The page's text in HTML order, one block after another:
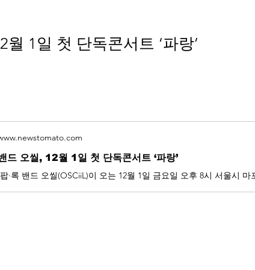
월 1일 첫 단독콘서트 ‘파랑’
드 오씰, 12월 1일 첫 단독콘서트 ‘파랑’